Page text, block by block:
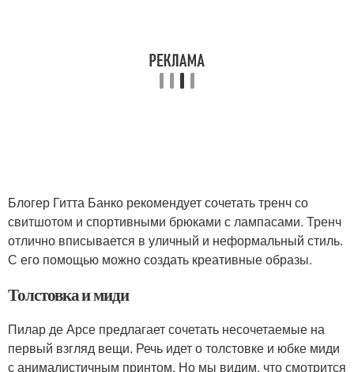
Блогер Гитта Банко рекомендует сочетать тренч со
свитшотом и спортивными брюками с лампасами. Тренч
отлично вписывается в уличный и неформальный стиль.
С его помощью можно создать креативные образы.
Толстовка и миди
Пилар де Арсе предлагает сочетать несочетаемые на
первый взгляд вещи. Речь идет о толстовке и юбке миди
с анималистичным принтом. Но мы видим, что смотрится